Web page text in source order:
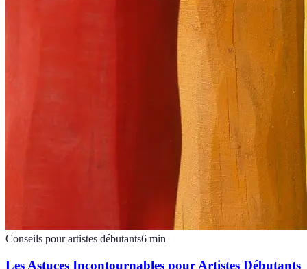
Conseils pour artistes débutants6 min
Les Astuces Incontournables pour Artistes Débutants